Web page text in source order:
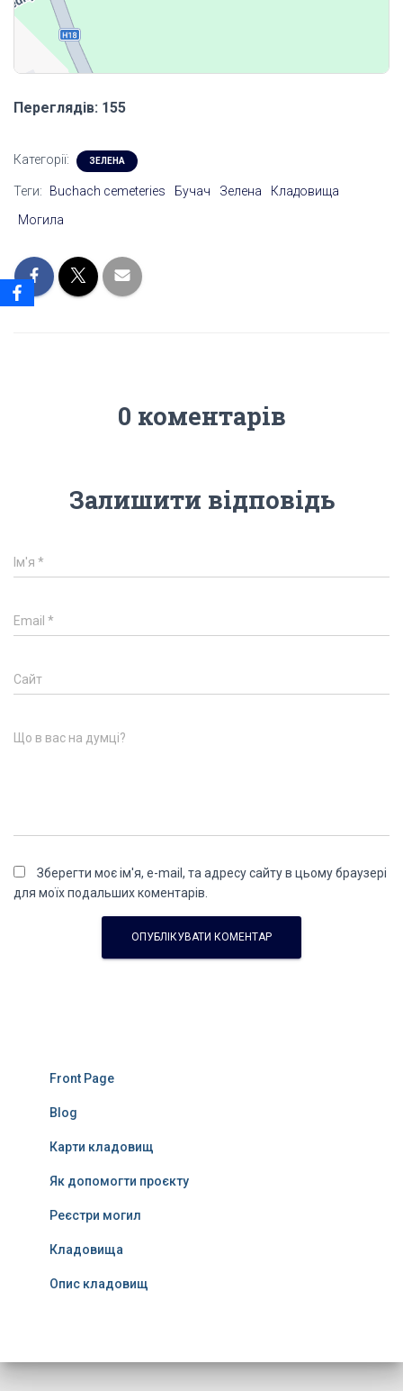
Переглядів: 155
Категорії: ЗЕЛЕНА
Теги: Buchach cemeteries Бучач Зелена
Кладовища
Могила
0 коментарів
Залишити відповідь
Ім'я *
Email *
Сайт
Що в вас на думці?
Зберегти моє ім'я, e-mail, та адресу сайту в цьому браузері
для моїх подальших коментарів.
Front Page
Blog
Карти кладовищ
Як допомогти проєкту
Реєстри могил
Кладовища
Опис кладовищ